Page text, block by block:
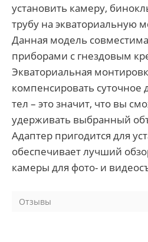
установить камеру,
трубу на экваториальную
Данная модель
приборами с гнездовым
Экваториальная
компенсировать
тел – это значит, что вы
удерживать выбранный
Адаптер пригодится для
обеспечивает лучший
камеры для фото- и
Отзывы